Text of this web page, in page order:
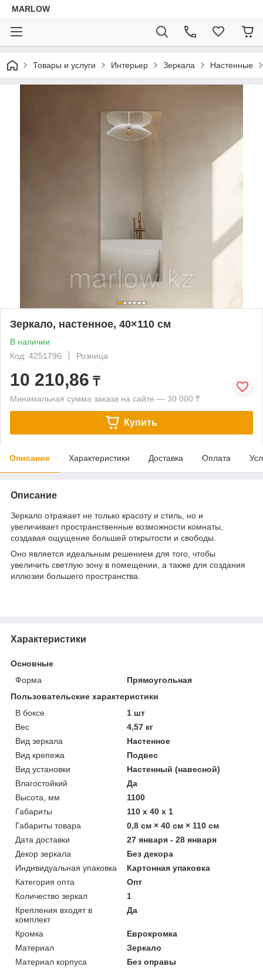
MARLOW
Товары и услуги Интерьер Зеркала Настенные
Зеркало, настенное, 40×110 см
В наличии
Код: 4251796
Розница
10 210,86 ₸
Минимальная сумма заказа на сайте — 30 000 ₸
Купить
Описание Характеристики Доставка Оплата
Описание
Зеркало отражает не только красоту и стиль, но и
увеличивает пространственные возможности комнаты,
создавая ощущение большей открытости и свободы.
Оно является идеальным решением для того, чтобы
увеличить светлую зону в помещении, а также для создания
иллюзии большего пространства.
Характеристики
Основные
Форма
Прямоугольная
Пользовательские характеристики
В боксе
1 шт
Вес
4,57 кг
Вид зеркала
Настенное
Вид крепежа
Подвес
Вид установки
Настенный (навесной)
Влагостойкий
Да
Высота, мм
1100
Габариты
110 x 40 x 1
Габариты товара
0,8 см × 40 см × 110 см
Дата доставки
27 января - 28 января
Декор зеркала
Без декора
Индивидуальная упаковка
Картонная упаковка
Категория опта
Опт
Количество зеркал
1
Крепления входят в
комплект
Да
Кромка
Еврокромка
Материал
Зеркало
Материал корпуса
Без оправы